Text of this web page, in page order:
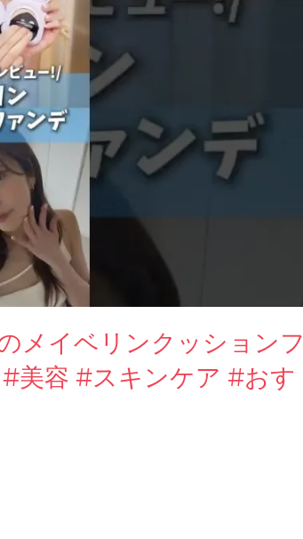
メイベリンクッションフ
美容 #スキンケア #おす